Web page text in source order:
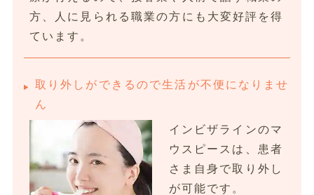
方、人に見られる職業の方にも大変好評を得
ています。
取り外しができるので生活が不便になりませ
ん
インビザラインのマ
ウスピースは、患者
さま自身で取り外し
が可能です。